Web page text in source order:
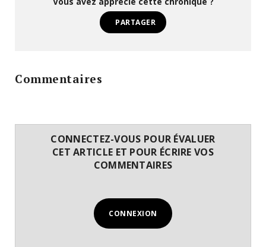
PARTAGER
Commentaires
CONNECTEZ-VOUS POUR ÉVALUER
CET ARTICLE ET POUR ÉCRIRE VOS
COMMENTAIRES
CONNEXION